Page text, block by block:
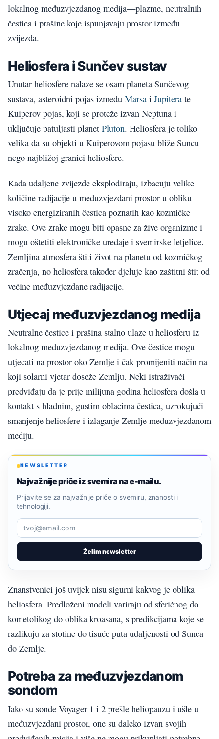
lokalnog međuzvjezdanog medija—plazme, neutralnih
čestica i prašine koje ispunjavaju prostor između
zvijezda.
Heliosfera i Sunčev sustav
Unutar heliosfere nalaze se osam planeta Sunčevog
sustava, asteroidni pojas između Marsa i Jupitera te
Kuiperov pojas, koji se proteže izvan Neptuna i
uključuje patuljasti planet Pluton. Heliosfera je toliko
velika da su objekti u Kuiperovom pojasu bliže Suncu
nego najbližoj granici heliosfere.
Kada udaljene zvijezde eksplodiraju, izbacuju velike
količine radijacije u međuzvjezdani prostor u obliku
visoko energiziranih čestica poznatih kao kozmičke
zrake. Ove zrake mogu biti opasne za žive organizme i
mogu oštetiti elektroničke uređaje i svemirske letjelice.
Zemljina atmosfera štiti život na planetu od kozmičkog
zračenja, no heliosfera također djeluje kao zaštitni štit od
većine međuzvjezdane radijacije.
Utjecaj međuzvjezdanog medija
Neutralne čestice i prašina stalno ulaze u heliosferu iz
lokalnog međuzvjezdanog medija. Ove čestice mogu
utjecati na prostor oko Zemlje i čak promijeniti način na
koji solarni vjetar doseže Zemlju. Neki istraživači
predviđaju da je prije milijuna godina heliosfera došla u
kontakt s hladnim, gustim oblacima čestica, uzrokujući
smanjenje heliosfere i izlaganje Zemlje međuzvjezdanom
mediju.
NEWSLETTER
Najvažnije priče iz svemira na e-mailu.
Želim newsletter
Prijavite se za najvažnije priče o svemiru, znanosti i
tehnologiji.
Znanstvenici još uvijek nisu sigurni kakvog je oblika
heliosfera. Predloženi modeli variraju od sferičnog do
kometolikog do oblika kroasana, s predikcijama koje se
razlikuju za stotine do tisuće puta udaljenosti od Sunca
do Zemlje.
Potreba za međuzvjezdanom
sondom
Iako su sonde Voyager 1 i 2 prešle heliopauzu i ušle u
međuzvjezdani prostor, one su daleko izvan svojih